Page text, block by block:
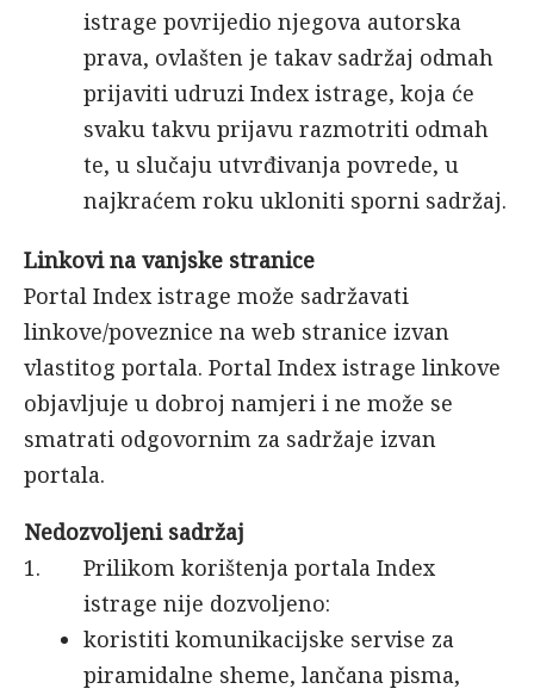
istrage povrijedio njegova autorska
prava, ovlašten je takav sadržaj odmah
prijaviti udruzi Index istrage, koja će
svaku takvu prijavu razmotriti odmah
te, u slučaju utvrđivanja povrede, u
najkraćem roku ukloniti sporni sadržaj.
Linkovi na vanjske stranice
Portal Index istrage može sadržavati
linkove/poveznice na web stranice izvan
vlastitog portala. Portal Index istrage linkove
objavljuje u dobroj namjeri i ne može se
smatrati odgovornim za sadržaje izvan
portala.
Nedozvoljeni sadržaj
Prilikom korištenja portala Index
istrage nije dozvoljeno:
koristiti komunikacijske servise za
piramidalne sheme, lančana pisma,